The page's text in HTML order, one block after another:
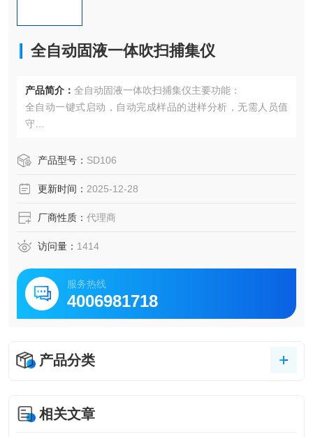
全自动固液一体吹扫捕集仪
产品简介： 全自动固液一体吹扫捕集仪主要功能：
全自动一键式启动，自动完成样品的进样分析，无需人员值
守
扫捕集产品型号： SD106
更新时间： 2025-12-28
厂商性质： 代理商
访问量： 1414
服务热线
4006981718
产品分类
相关文章